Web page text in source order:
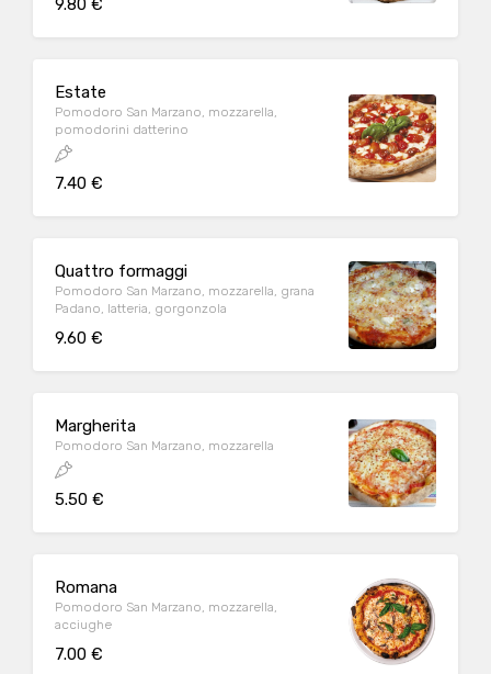
9.80 €
Estate
Pomodoro San Marzano, mozzarella,
pomodorini datterino
7.40 €
Quattro formaggi
Pomodoro San Marzano, mozzarella, grana
Padano, latteria, gorgonzola
9.60 €
Margherita
Pomodoro San Marzano, mozzarella
5.50 €
Romana
Pomodoro San Marzano, mozzarella,
acciughe
7.00 €